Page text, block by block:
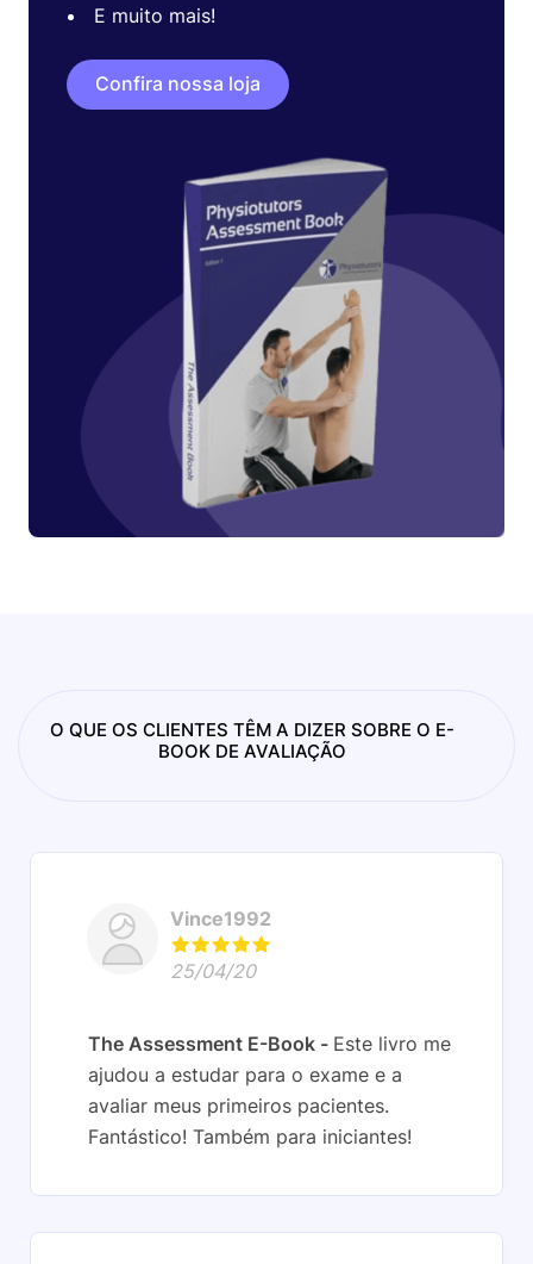
E muito mais!
Confira nossa loja
O QUE OS CLIENTES TÊM A DIZER SOBRE O E-
BOOK DE AVALIAÇÃO
Vince1992
25/04/20
The Assessment E-Book
Este livro me
ajudou a estudar para o exame e a
avaliar meus primeiros pacientes.
Fantástico! Também para iniciantes!